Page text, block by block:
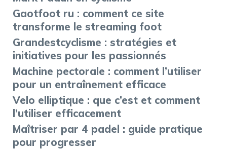
Gaotfoot ru : comment ce site
transforme le streaming foot
Grandestcyclisme : stratégies et
initiatives pour les passionnés
Machine pectorale : comment l’utiliser
pour un entraînement efficace
Velo elliptique : que c’est et comment
l’utiliser efficacement
Maîtriser par 4 padel : guide pratique
pour progresser